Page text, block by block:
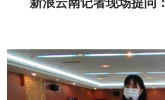
新浪云南记者现场提问：